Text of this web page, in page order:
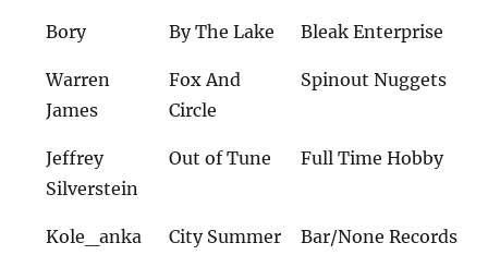
Bory By The Lake Bleak Enterprise
Warren
James
Fox And
Circle
Spinout Nuggets
Jeffrey
Silverstein
Out of Tune Full Time Hobby
Kole_anka
City Summer
Bar/None Records